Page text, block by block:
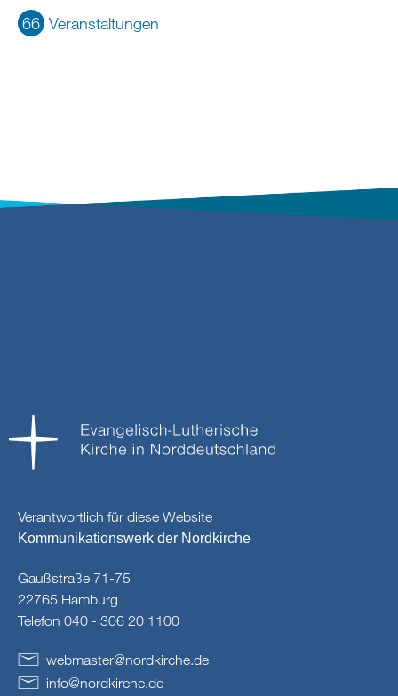
66 Veranstaltungen
Verantwortlich für diese Website
Kommunikationswerk der Nordkirche
Gaußstraße 71-75
22765 Hamburg
Telefon 040 - 306 20 1100
webmaster@nordkirche.de
info@nordkirche.de